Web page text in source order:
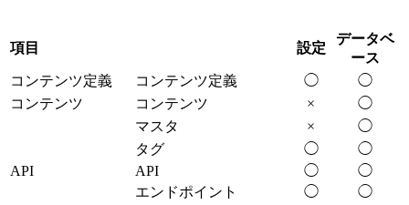
項目 設定
データベ
ース
コンテンツ定義
コンテンツ定義 ◯
◯
コンテンツ
コンテンツ ×
◯
マスタ
×
◯
タグ
◯
◯
API
API ◯
◯
エンドポイント
◯
◯